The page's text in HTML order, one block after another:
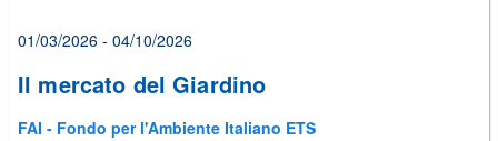
01/03/2026 - 04/10/2026
Il mercato del Giardino
FAI - Fondo per l'Ambiente Italiano ETS